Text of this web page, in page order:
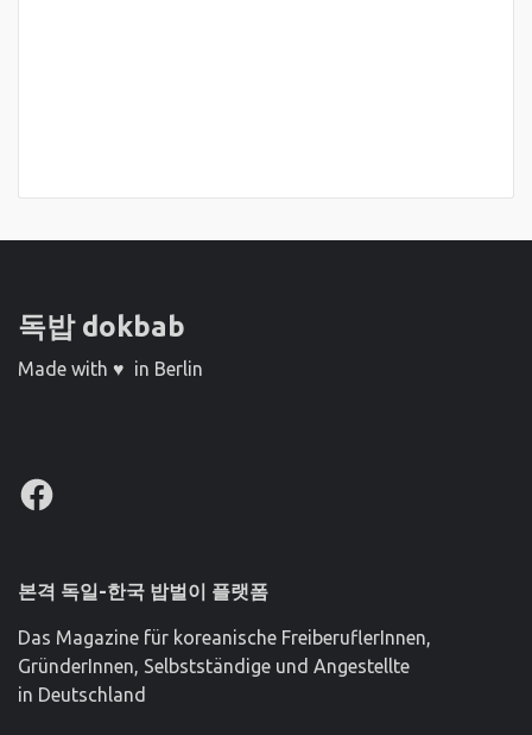
독밥 dokbab
Made with ♥ in Berlin
Facebook
본격 독일-한국 밥벌이 플랫폼
Das Magazine für koreanische FreiberuflerInnen,
GründerInnen, Selbstständige und Angestellte
in Deutschland